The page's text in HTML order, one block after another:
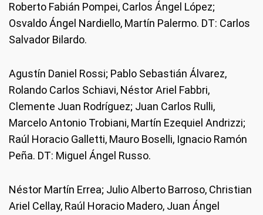
Roberto Fabián Pompei, Carlos Ángel López;
Osvaldo Ángel Nardiello, Martín Palermo. DT: Carlos
Salvador Bilardo.
Agustín Daniel Rossi; Pablo Sebastián Álvarez,
Rolando Carlos Schiavi, Néstor Ariel Fabbri,
Clemente Juan Rodríguez; Juan Carlos Rulli,
Marcelo Antonio Trobiani, Martín Ezequiel Andrizzi;
Raúl Horacio Galletti, Mauro Boselli, Ignacio Ramón
Peña. DT: Miguel Ángel Russo.
Néstor Martín Errea; Julio Alberto Barroso, Christian
Ariel Cellay, Raúl Horacio Madero, Juan Ángel